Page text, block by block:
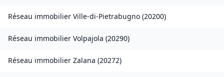
Réseau immobilier Ville-di-Pietrabugno (20200)
Réseau immobilier Volpajola (20290)
Réseau immobilier Zalana (20272)